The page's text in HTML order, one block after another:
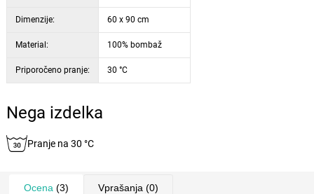
Dimenzije: 60 x 90 cm
Material: 100% bombaž
Priporočeno pranje: 30 °C
Nega izdelka
Pranje na 30 °C
Ocena (3) Vprašanja (0)